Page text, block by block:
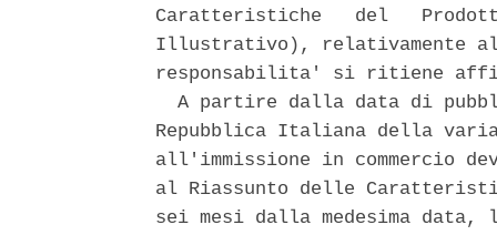
Caratteristiche   del
Illustrativo), relativamente
responsabilita' si ritiene
A partire dalla data di
Repubblica Italiana della
all'immissione in commercio
al Riassunto delle
sei mesi dalla medesima data,